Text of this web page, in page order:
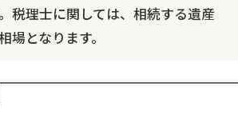
税理士に関しては、相続する遺産
場となります。